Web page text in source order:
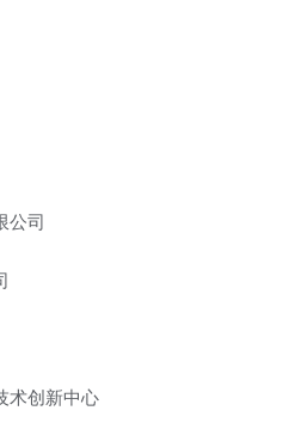
公司
术创新中心